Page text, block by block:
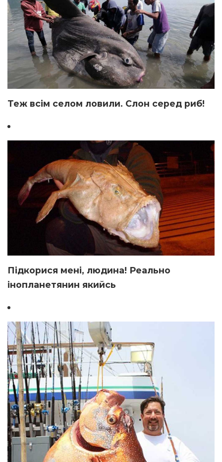
Теж всім селом ловили. Слон серед риб!
Підкорися мені, людина! Реально
інопланетянин якийсь